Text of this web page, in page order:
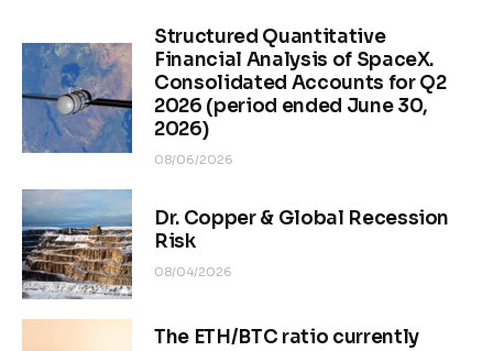
Structured Quantitative
Financial Analysis of SpaceX.
Consolidated Accounts for Q2
2026 (period ended June 30,
2026)
08/06/2026
Dr. Copper & Global Recession
Risk
08/04/2026
The ETH/BTC ratio currently